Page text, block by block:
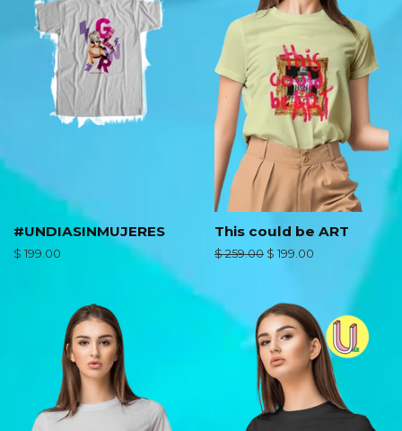
#UNDIASINMUJERES
Precio
$ 199.00
This could be ART
Precio
$ 259.00 Precio
$ 199.00